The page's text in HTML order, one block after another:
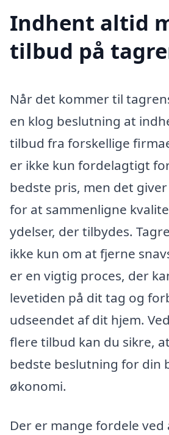
Indhent altid
tilbud på
Når det kommer til
en klog beslutning at
tilbud fra forskellige
er ikke kun fordelagtigt
bedste pris, men det
for at sammenligne
ydelser, der tilbydes.
ikke kun om at fjerne
er en vigtig proces, der
levetiden på dit tag og
udseendet af dit hjem.
flere tilbud kan du sikre,
bedste beslutning for din
økonomi.
Der er mange fordele